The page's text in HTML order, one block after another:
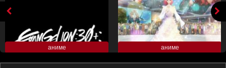
аниме аниме